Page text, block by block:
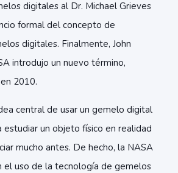
digitales al Dr. Michael Grieves
formal del concepto de
digitales. Finalmente, John
introdujo un nuevo término,
2010.
central de usar un gemelo digital
estudiar un objeto físico en realidad
mucho antes. De hecho, la NASA
el uso de la tecnología de gemelos